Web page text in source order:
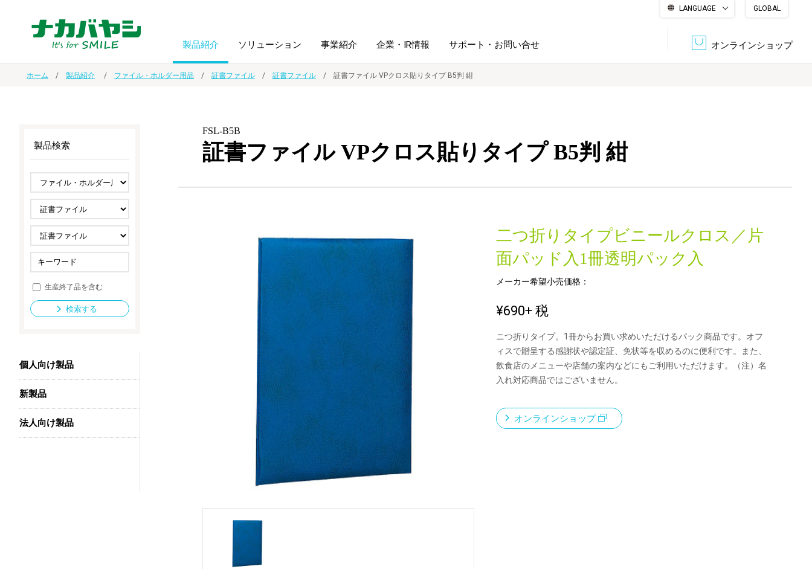
LANGUAGE
GLOBAL
オンラインショップ
製品紹介
ノート・紙製品
ファイル・
ホルダー用品
筆記具
スマートフォン・
タブレット関連
防災・
セキュリティ用品
シルバー デジタル文具
キャラクター・
シリーズ商品
学童用品
法人向け製品
ソリューション
オーダー手帳・ノベルティ制作 学校ソリューション DPS（データ・プリント・サービス）
ドキュメントスキャニングサービス
導入事例
事業紹介 企業・IR情報
IR情報 沿革 認証一覧
サステナビリティ
サポート・お問い合せ
ホーム 製品紹介 ファイル・ホルダー用品 証書ファイル 証書ファイル 証書ファイル VPクロス貼りタイプ B5判 紺
FSL-B5B
証書ファイル VPクロス貼りタイプ B5判 紺
二つ折りタイプビニールクロス／片
面パッド入1冊透明パック入
メーカー希望小売価格：
¥690+ 税
ニつ折りタイプ。1冊からお買い求めいただけるパック商品です。オフ
ィスで贈呈する感謝状や認定証、免状等を収めるのに便利です。また、
飲食店のメニューや店舗の案内などにもご利用いただけます。（注）名
入れ対応商品ではございません。
オンラインショップ
製品検索
生産終了品を含む
検索する
個人向け製品
新製品
法人向け製品